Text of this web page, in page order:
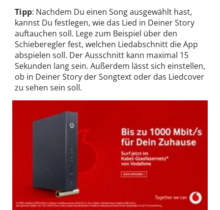
Tipp: Nachdem Du einen Song ausgewählt hast,
kannst Du festlegen, wie das Lied in Deiner Story
auftauchen soll. Lege zum Beispiel über den
Schieberegler fest, welchen Liedabschnitt die App
abspielen soll. Der Ausschnitt kann maximal 15
Sekunden lang sein. Außerdem lässt sich einstellen,
ob in Deiner Story der Songtext oder das Liedcover
zu sehen sein soll.